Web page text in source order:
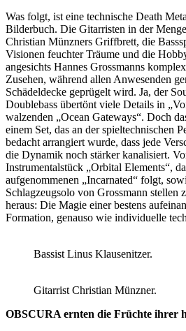
Was folgt, ist eine technische Death
Bilderbuch. Die Gitarristen in der
Christian Münzners Griffbrett, die
Visionen feuchter Träume und die
angesichts Hannes Grossmanns
Zusehen, während allen Anwesenden
Schädeldecke geprügelt wird. Ja, der
Doublebass übertönt viele Details in
walzenden „Ocean Gateways“. Doch
einem Set, das an der spieltechnischen
bedacht arrangiert wurde, dass jede
die Dynamik noch stärker kanalisiert.
Instrumentalstück „Orbital Elements“,
aufgenommenen „Incarnated“ folgt,
Schlagzeugsolo von Grossmann stellen
heraus: Die Magie einer bestens
Formation, genauso wie individuelle
Bassist Linus Klausenitzer.
Gitarrist Christian Münzner.
OBSCURA ernten die Früchte ihrer